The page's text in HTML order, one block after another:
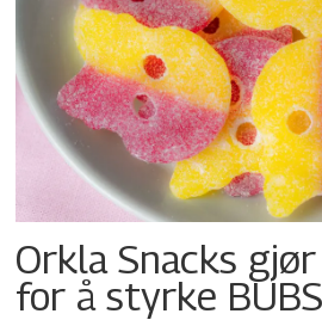
Orkla Snacks
for å styrke BUBS